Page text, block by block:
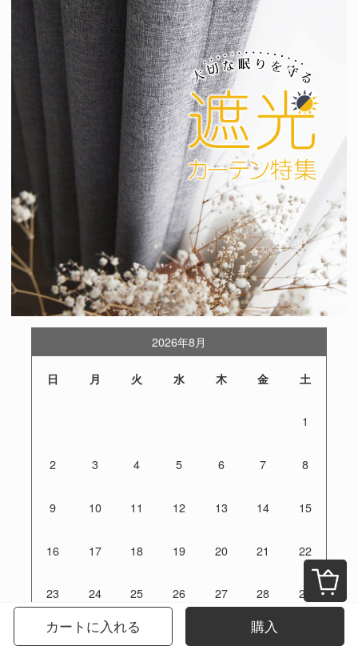
カートに入れる 購入
2026年8月
日 月 火 水 木 金 土
1
2 3 4 5 6 7 8
9 10 11 12 13 14 15
16 17 18 19 20 21 22
23 24 25 26 27 28 29
30 31